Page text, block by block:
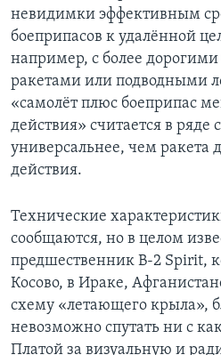
невидимки эффективным
боеприпасов к удалённой
например, с более
ракетами или подводными
«самолёт плюс боеприпас
действия» считается в ряде
универсальнее, чем ракета
действия.
Технические
сообщаются, но в целом
предшественник B-2 Spirit,
Косово, в Ираке,
схему «летающего крыла»,
невозможно спутать ни с
Платой за визуальную и